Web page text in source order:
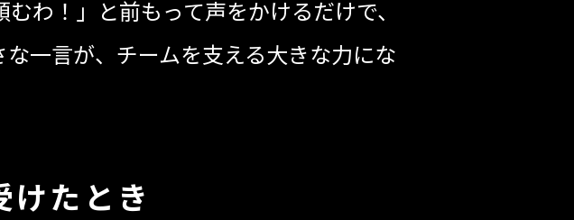
わ！」と前もって声をかけるだけで、
一言が、チームを支える大きな力にな
たとき